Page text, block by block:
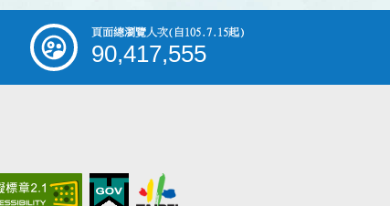
頁面總瀏覽人次(自105.7.15起)
90,417,555